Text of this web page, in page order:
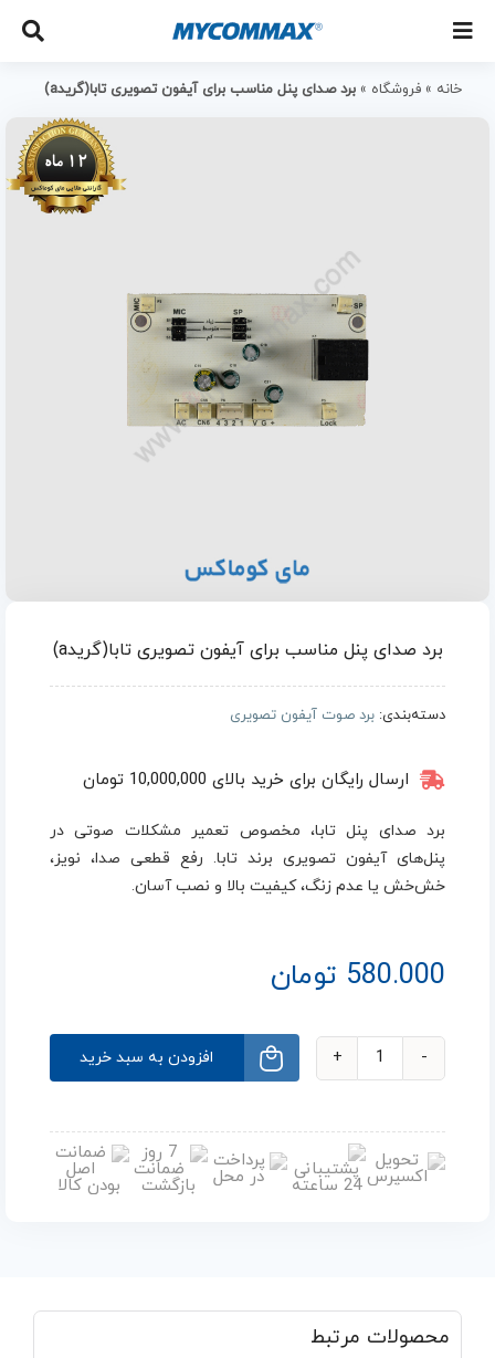
خانه » فروشگاه » برد صدای پنل مناسب برای آیفون تصویری تابا(گریدa)
برد صدای پنل مناسب برای آیفون تصویری تابا(گریدa)
دسته‌بندی: برد صوت آیفون تصویری
ارسال رایگان برای خرید بالای 10,000,000 تومان
برد صدای پنل تابا، مخصوص تعمیر مشکلات صوتی در
پنل‌های آیفون تصویری برند تابا. رفع قطعی صدا، نویز،
خش‌خش یا عدم زنگ، کیفیت بالا و نصب آسان.
580.000 تومان
افزودن به سبد خرید
محصولات مرتبط